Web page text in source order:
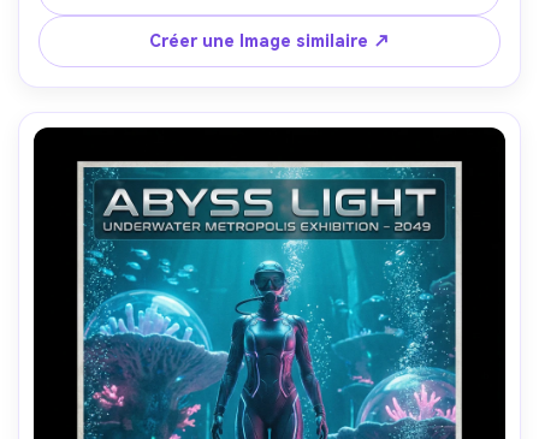
la lecture "SYNTH CITY", une lumière clé forte avec des
gels colorés, prise sur Sony A7R IV, objectif 85mm, portrait
nett, composition prête à l'affiche et bords propres-AR
4:5
Créer une Image similaire ↗